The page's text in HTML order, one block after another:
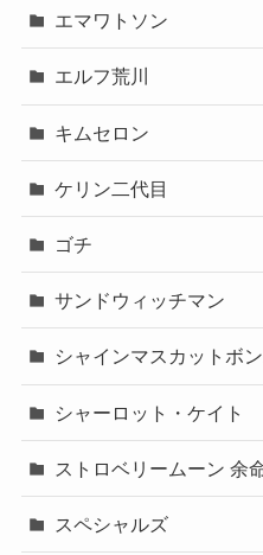
エマワトソン
エルフ荒川
キムセロン
ケリン二代目
ゴチ
サンドウィッチマン
シャインマスカットボ
シャーロット・ケイト
ストロベリームーン 余
スペシャルズ